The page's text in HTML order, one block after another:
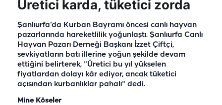
Üretici karda, tüketici zorda
Şanlıurfa’da Kurban Bayramı öncesi canlı hayvan
pazarlarında hareketlilik yoğunlaştı. Şanlıurfa Canlı
Hayvan Pazarı Derneği Başkanı İzzet Çiftçi,
sevkiyatların batı illerine yoğun şekilde devam
ettiğini belirterek, "Üretici bu yıl yükselen
fiyatlardan dolayı kâr ediyor, ancak tüketici
açısından kurbanlıklar pahalı" dedi.
Mine Köseler